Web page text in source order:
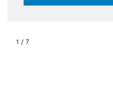
1 / 7